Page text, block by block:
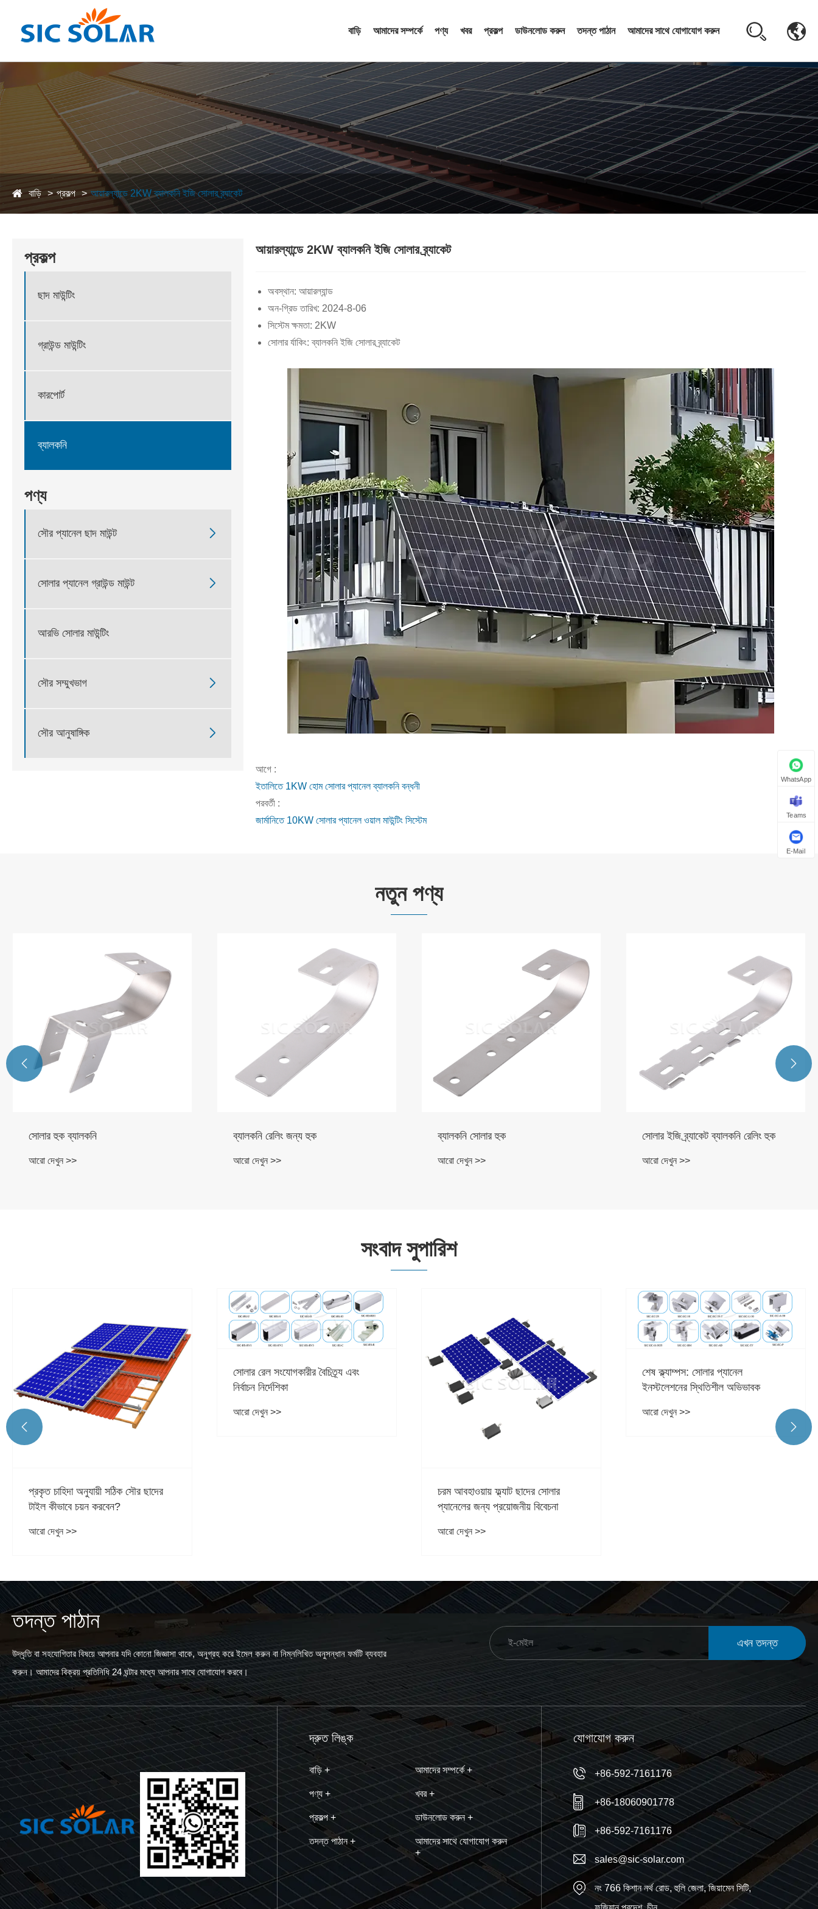
বাড়ি আমাদের সম্পর্কে পণ্য খবর প্রকল্প ডাউনলোড করুন তদন্ত পাঠান আমাদের সাথে যোগাযোগ করুন
বাড়ি প্রকল্প আয়ারল্যান্ডে 2KW ব্যালকনি ইজি সোলার ব্র্যাকেট
প্রকল্প
ছাদ মাউন্টিং
গ্রাউন্ড মাউন্টিং
কারপোর্ট
ব্যালকনি
পণ্য
সৌর প্যানেল ছাদ মাউন্ট 
সোলার প্যানেল গ্রাউন্ড মাউন্ট 
আরভি সোলার মাউন্টিং
সৌর সম্মুখভাগ 
সৌর আনুষাঙ্গিক 
আয়ারল্যান্ডে 2KW ব্যালকনি ইজি সোলার ব্র্যাকেট
অবস্থান: আয়ারল্যান্ড
অন-গ্রিড তারিখ: 2024-8-06
সিস্টেম ক্ষমতা: 2KW
সোলার র্যাকিং: ব্যালকনি ইজি সোলার ব্র্যাকেট
আগে :
ইতালিতে 1KW হোম সোলার প্যানেল ব্যালকনি বন্ধনী
পরবর্তী :
জার্মানিতে 10KW সোলার প্যানেল ওয়াল মাউন্টিং সিস্টেম
নতুন পণ্য
ব্যালকনি রেলিং জন্য হুক
আরো দেখুন >>
ব্যালকনি সোলার হুক
আরো দেখুন >>
সোলার ইজি ব্র্যাকেট ব্যালকনি রেলিং হুক
আরো দেখুন >>
সোলার প্যানেল ব্যালকনি হুক
আরো দেখুন >>
 
সংবাদ সুপারিশ
সোলার রেল সংযোগকারীর বৈচিত্র্য এবং
নির্বাচন নির্দেশিকা
আরো দেখুন >>
শেষ ক্ল্যাম্পস: সোলার প্যানেল
ইনস্টলেশনের স্থিতিশীল অভিভাবক
SIC Solar আপনাকে একটি শুভ বড়দিন
 
তদন্ত পাঠান
উদ্ধৃতি বা সহযোগিতার বিষয়ে আপনার যদি কোনো জিজ্ঞাসা থাকে, অনুগ্রহ করে ইমেল করুন বা নিম্নলিখিত অনুসন্ধান ফর্মটি ব্যবহার
করুন। আমাদের বিক্রয় প্রতিনিধি 24 ঘন্টার মধ্যে আপনার সাথে যোগাযোগ করবে।
এখন তদন্ত
দ্রুত লিঙ্ক
বাড়ি + আমাদের সম্পর্কে +
পণ্য + খবর +
প্রকল্প + ডাউনলোড করুন +
তদন্ত পাঠান +
আমাদের সাথে যোগাযোগ করুন
+
যোগাযোগ করুন
+86-592-7161176
+86-18060901778
+86-592-7161176
sales@sic-solar.com
নং 766 কিশান নর্থ রোড, হুলি জেলা, জিয়ামেন সিটি,
WhatsApp
Teams
E-Mail